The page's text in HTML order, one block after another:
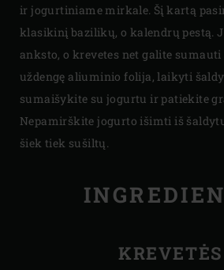
ir jogurtiniame mirkale. Šį kartą
klasikinį bazilikų, o kalendrų pestą.
anksto, o krevetes net galite
uždengę aliuminio folija, laikyti
sumaišykite su jogurtu ir patiekite
Nepamirškite jogurto išimti iš
šiek tiek sušiltų.
KREVETĖS